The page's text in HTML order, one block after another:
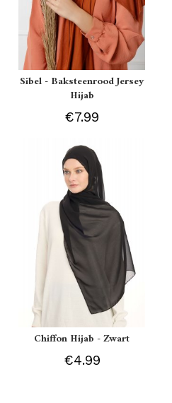
Sibel - Baksteenrood Jersey
Hijab
€7.99
Chiffon Hijab - Zwart
€4.99